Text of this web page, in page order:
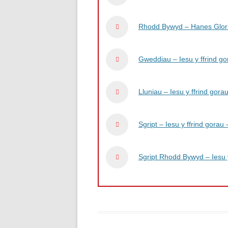
Rhodd Bywyd – Hanes
Gweddiau – Iesu y ffrind
Lluniau – Iesu y ffrind
Sgript – Iesu y ffrind gorau
Sgript Rhodd Bywyd –